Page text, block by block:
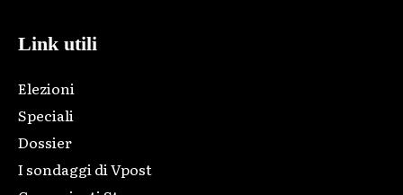
Link utili
Elezioni
Speciali
Dossier
I sondaggi di Vpost